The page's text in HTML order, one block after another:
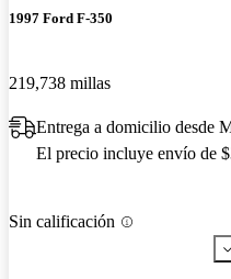
1997 Ford F-350
219,738 millas
Entrega a domicilio desde
El precio incluye envío de
Sin calificación